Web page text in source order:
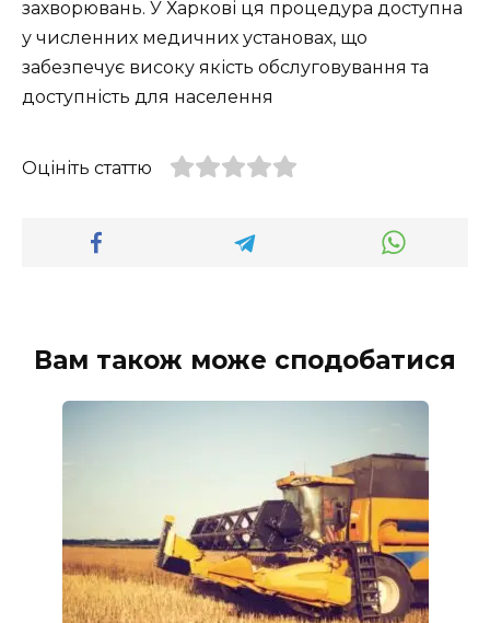
захворювань. У Харкові ця процедура доступна
у численних медичних установах, що
забезпечує високу якість обслуговування та
доступність для населення
Оцініть статтю
Вам також може сподобатися